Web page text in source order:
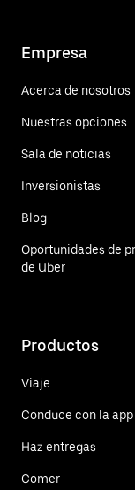
Empresa
Acerca de nosotros
Nuestras opciones
Sala de noticias
Inversionistas
Blog
Oportunidades de
de Uber
Productos
Viaje
Conduce con la
Haz entregas
Comer